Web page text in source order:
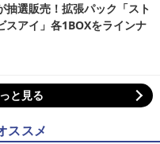
抽選販売！拡張パック「スト
スアイ」各1BOXをラインナ
と見る
ススメ